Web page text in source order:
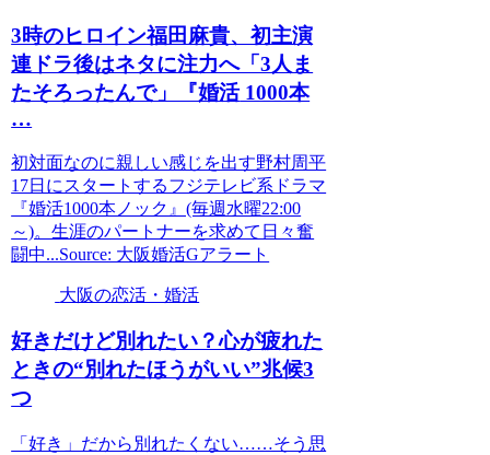
3時のヒロイン福田麻貴、初主演
連ドラ後はネタに注力へ「3人ま
たそろったんで」『婚活1000本
…
初対面なのに親しい感じを出す野村周平
17日にスタートするフジテレビ系ドラマ
『婚活1000本ノック』(毎週水曜22:00
～)。生涯のパートナーを求めて日々奮
闘中...Source: 大阪婚活Gアラート
大阪の恋活・婚活
好きだけど別れたい？心が疲れた
ときの“別れたほうがいい”兆候3
つ
「好き」だから別れたくない……そう思